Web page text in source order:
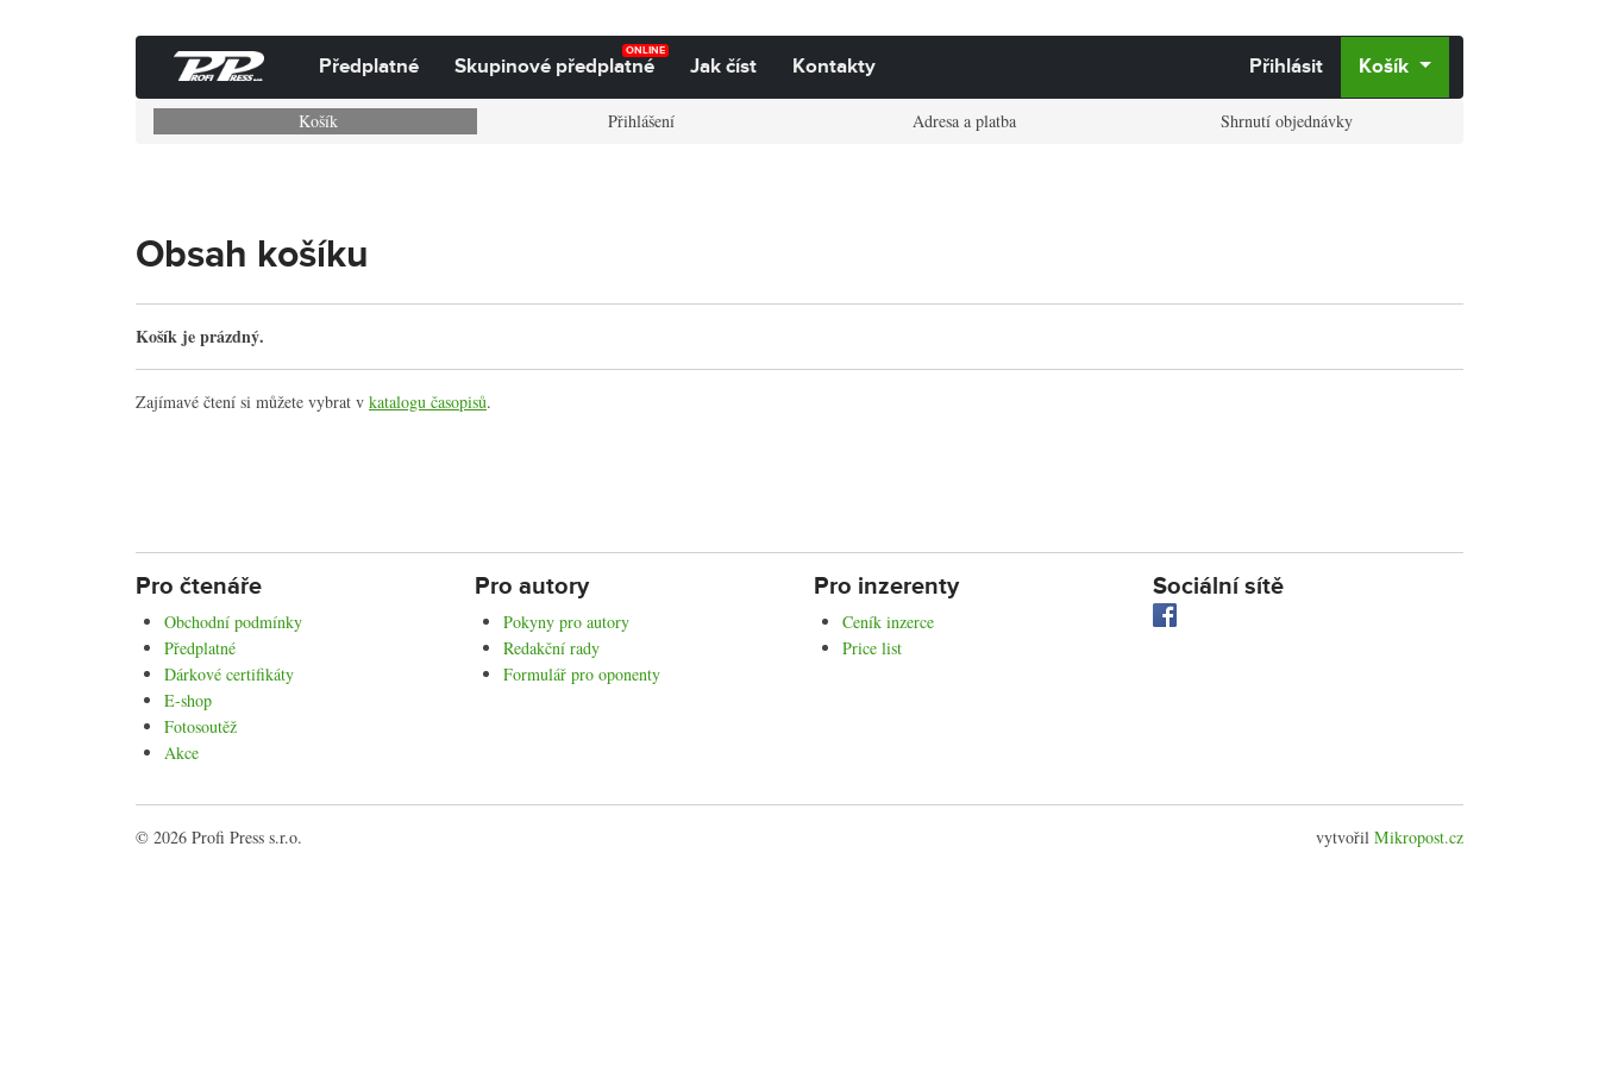
Předplatné
ONLINE
Skupinové předplatné Jak číst Kontakty Přihlásit Košík
Košík Přihlášení Adresa a platba Shrnutí objednávky
Obsah košíku
Košík je prázdný.
Zajímavé čtení si můžete vybrat v katalogu časopisů.
Pro čtenáře
Obchodní podmínky
Předplatné
Dárkové certifikáty
E-shop
Fotosoutěž
Akce
Pro autory
Pokyny pro autory
Redakční rady
Formulář pro oponenty
Pro inzerenty
Ceník inzerce
Price list
Sociální sítě
© 2026 Profi Press s.r.o. vytvořil Mikropost.cz